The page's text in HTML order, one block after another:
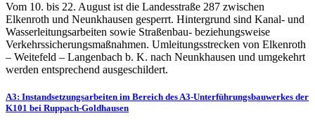
Vom 10. bis 22. August ist die Landesstraße 287 zwischen
Elkenroth und Neunkhausen gesperrt. Hintergrund sind Kanal- und
Wasserleitungsarbeiten sowie Straßenbau- beziehungsweise
Verkehrssicherungsmaßnahmen. Umleitungsstrecken von Elkenroth
– Weitefeld – Langenbach b. K. nach Neunkhausen und umgekehrt
werden entsprechend ausgeschildert.
A3: Instandsetzungsarbeiten im Bereich des A3-Unterführungsbauwerkes der
K101 bei Ruppach-Goldhausen